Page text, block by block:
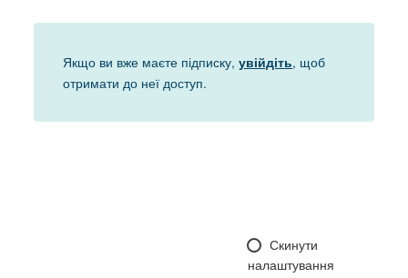
Якщо ви вже маєте підписку,увійдіть, щоб
отримати до неї доступ.
Скинути
налаштування